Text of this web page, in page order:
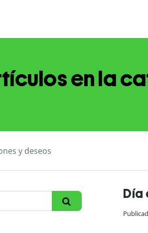
en la
y deseos
Día